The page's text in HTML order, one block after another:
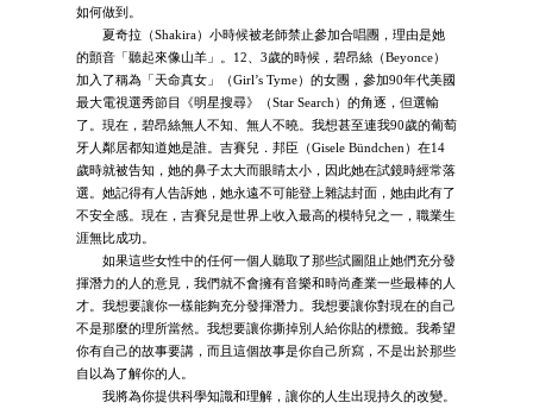
如何做到。
夏奇拉（Shakira）小時候被老師禁止參加合唱團，理由是她
的顫音「聽起來像山羊」。12、3歲的時候，碧昂絲（Beyonce）
加入了稱為「天命真女」（Girl’s Tyme）的女團，參加90年代美國
最大電視選秀節目《明星搜尋》（Star Search）的角逐，但選輸
了。現在，碧昂絲無人不知、無人不曉。我想甚至連我90歲的葡萄
牙人鄰居都知道她是誰。吉賽兒．邦臣（Gisele Bündchen）在14
歲時就被告知，她的鼻子太大而眼睛太小，因此她在試鏡時經常落
選。她記得有人告訴她，她永遠不可能登上雜誌封面，她由此有了
不安全感。現在，吉賽兒是世界上收入最高的模特兒之一，職業生
涯無比成功。
如果這些女性中的任何一個人聽取了那些試圖阻止她們充分發
揮潛力的人的意見，我們就不會擁有音樂和時尚產業一些最棒的人
才。我想要讓你一樣能夠充分發揮潛力。我想要讓你對現在的自己
不是那麼的理所當然。我想要讓你撕掉別人給你貼的標籤。我希望
你有自己的故事要講，而且這個故事是你自己所寫，不是出於那些
自以為了解你的人。
我將為你提供科學知識和理解，讓你的人生出現持久的改變。